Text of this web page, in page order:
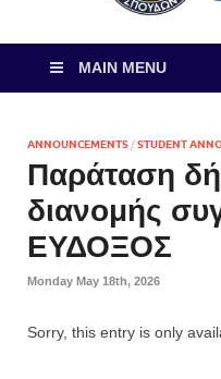
MAIN MENU
ANNOUNCEMENTS /STUDENT
Παράταση
διανομής
ΕΥΔΟΞΟΣ
Monday May 18th, 2026
Sorry, this entry is only